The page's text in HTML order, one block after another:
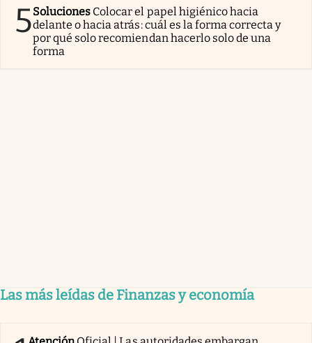
5Soluciones Colocar el papel higiénico hacia
delante o hacia atrás: cuál es la forma correcta y
por qué solo recomiendan hacerlo solo de una
forma
Las más leídas de Finanzas y economía